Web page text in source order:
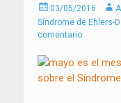
Enviado
el
03/05/2016
Síndrome de Ehlers-
comentario